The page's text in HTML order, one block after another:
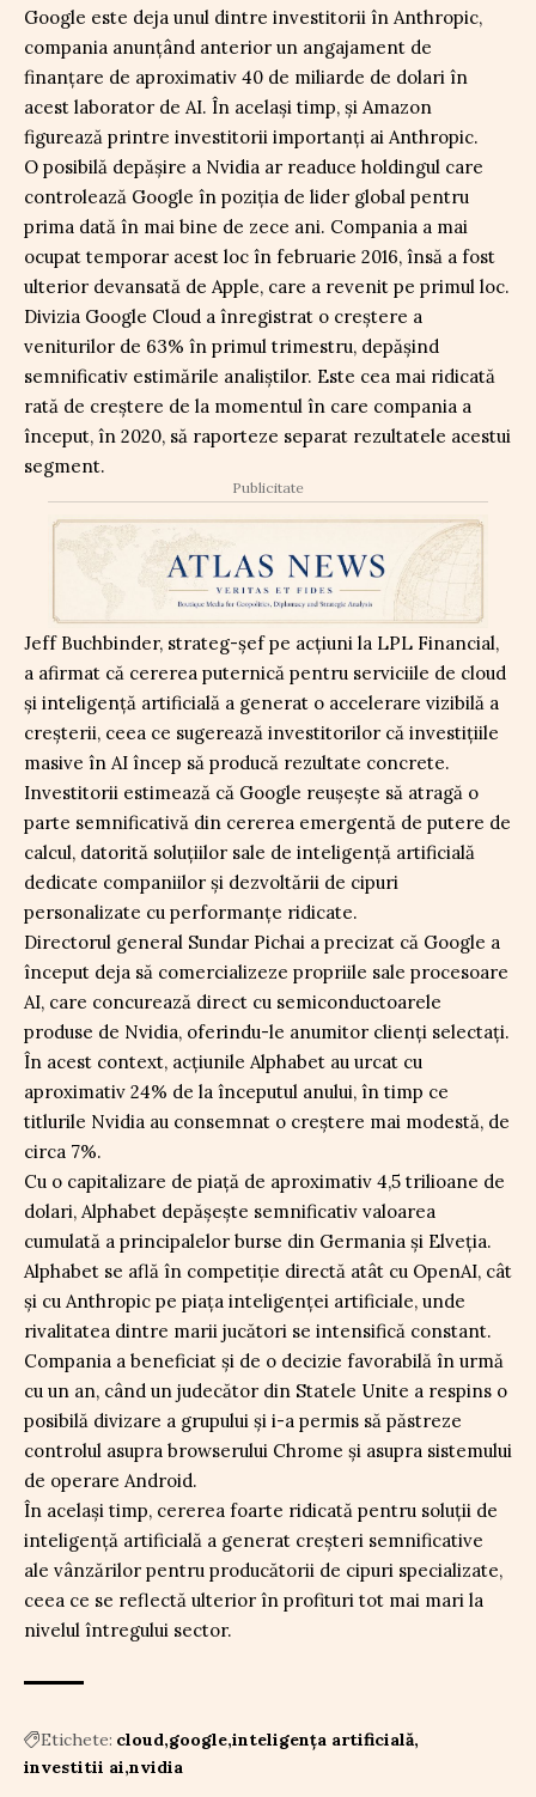
Google este deja unul dintre investitorii în Anthropic,
compania anunțând anterior un angajament de
finanțare de aproximativ 40 de miliarde de dolari în
acest laborator de AI. În același timp, și Amazon
figurează printre investitorii importanți ai Anthropic.
O posibilă depășire a Nvidia ar readuce holdingul care
controlează Google în poziția de lider global pentru
prima dată în mai bine de zece ani. Compania a mai
ocupat temporar acest loc în februarie 2016, însă a fost
ulterior devansată de Apple, care a revenit pe primul loc.
Divizia Google Cloud a înregistrat o creștere a
veniturilor de 63% în primul trimestru, depășind
semnificativ estimările analiștilor. Este cea mai ridicată
rată de creștere de la momentul în care compania a
început, în 2020, să raporteze separat rezultatele acestui
segment.
Publicitate
Jeff Buchbinder, strateg-șef pe acțiuni la LPL Financial,
a afirmat că cererea puternică pentru serviciile de cloud
și inteligență artificială a generat o accelerare vizibilă a
creșterii, ceea ce sugerează investitorilor că investițiile
masive în AI încep să producă rezultate concrete.
Investitorii estimează că Google reușește să atragă o
parte semnificativă din cererea emergentă de putere de
calcul, datorită soluțiilor sale de inteligență artificială
dedicate companiilor și dezvoltării de cipuri
personalizate cu performanțe ridicate.
Directorul general Sundar Pichai a precizat că Google a
început deja să comercializeze propriile sale procesoare
AI, care concurează direct cu semiconductoarele
produse de Nvidia, oferindu-le anumitor clienți selectați.
În acest context, acțiunile Alphabet au urcat cu
aproximativ 24% de la începutul anului, în timp ce
titlurile Nvidia au consemnat o creștere mai modestă, de
circa 7%.
Cu o capitalizare de piață de aproximativ 4,5 trilioane de
dolari, Alphabet depășește semnificativ valoarea
cumulată a principalelor burse din Germania și Elveția.
Alphabet se află în competiție directă atât cu OpenAI, cât
și cu Anthropic pe piața inteligenței artificiale, unde
rivalitatea dintre marii jucători se intensifică constant.
Compania a beneficiat și de o decizie favorabilă în urmă
cu un an, când un judecător din Statele Unite a respins o
posibilă divizare a grupului și i-a permis să păstreze
controlul asupra browserului Chrome și asupra sistemului
de operare Android.
În același timp, cererea foarte ridicată pentru soluții de
inteligență artificială a generat creșteri semnificative
ale vânzărilor pentru producătorii de cipuri specializate,
ceea ce se reflectă ulterior în profituri tot mai mari la
nivelul întregului sector.
Etichete: cloud google inteligența artificială
investitii ai nvidia